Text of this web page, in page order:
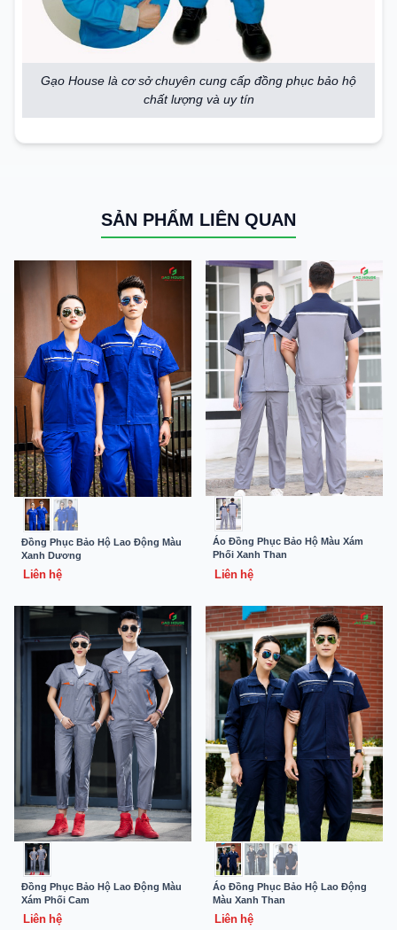
Gạo House là cơ sở chuyên cung cấp đồng phục bảo hộ
chất lượng và uy tín
SẢN PHẨM LIÊN QUAN
Đồng Phục Bảo Hộ Lao Động Màu
Xanh Dương
Liên hệ
Áo Đồng Phục Bảo Hộ Màu Xám
Phối Xanh Than
Liên hệ
Đồng Phục Bảo Hộ Lao Động Màu
Xám Phối Cam
Liên hệ
Áo Đồng Phục Bảo Hộ Lao Động
Màu Xanh Than
Liên hệ